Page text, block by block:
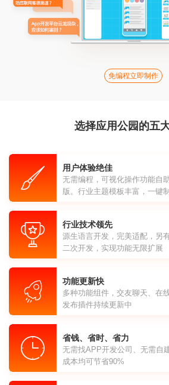
免编程立即制作
选择应用公园的五
用户体验绝佳
无需编程，可视化操作功能自
版。行业主题模板丰富，一键
行业技术领先
源生语言开发，完美适配，另
二次开发，实现功能无限扩展
功能更新快
多种功能组件，交友聊天、在
发布插件持续更新中
省钱、省时、省力
无需找APP开发公司、无需自
成本均可节省90%